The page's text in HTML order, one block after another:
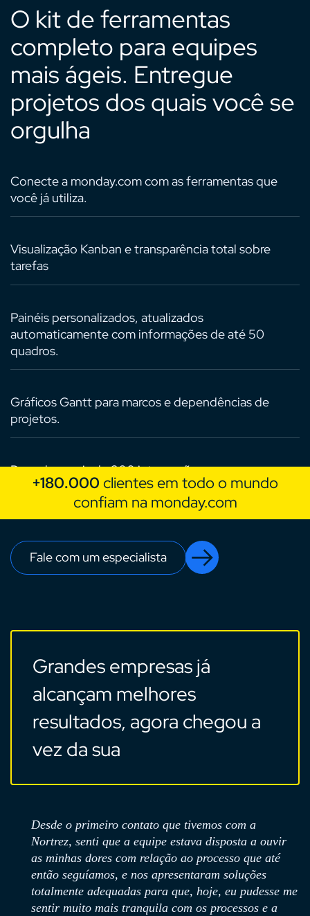
O kit de ferramentas
completo para equipes
mais ágeis. Entregue
projetos dos quais você se
orgulha
Conecte a monday.com com as ferramentas que
você já utiliza.
Visualização Kanban e transparência total sobre
tarefas
Painéis personalizados, atualizados
automaticamente com informações de até 50
quadros.
Gráficos Gantt para marcos e dependências de
projetos.
Descubra mais de 200 integrações e apps, com
configurações em apenas alguns cliques.
Fale com um especialista
+180.000 clientes em todo o mundo
confiam na monday.com
Grandes empresas já
alcançam melhores
resultados, agora chegou a
vez da sua
tivemos com a
disposta a ouvir
ao processo que até
soluções
hoje, eu pudesse me
os processos e a
Na Nortrez eu escolho o
melhor pra mim, do outro lado
atendido com cordialidade,
Nessa relação, também é
chamado via sistema evolua
chamada de vídeo,